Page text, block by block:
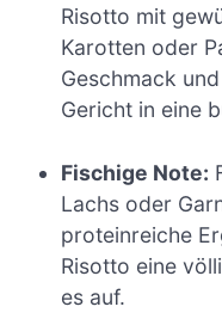
Risotto mit
Karotten oder
Geschmack
Gericht in eine
Fischige Note:
Lachs oder
proteinreiche
Risotto eine
es auf.